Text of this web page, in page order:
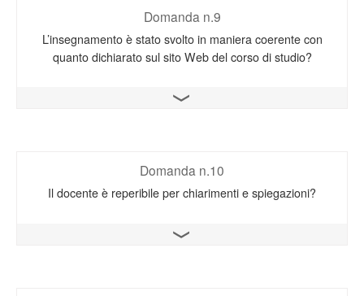
Domanda n.9
L’insegnamento è stato svolto in maniera coerente con
quanto dichiarato sul sito Web del corso di studio?
Apri il grafico
Domanda n.10
Il docente è reperibile per chiarimenti e spiegazioni?
Apri il grafico